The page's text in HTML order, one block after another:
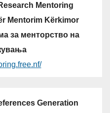
Mentoring
Mentorim Kërkimor
за менторство на
Generation